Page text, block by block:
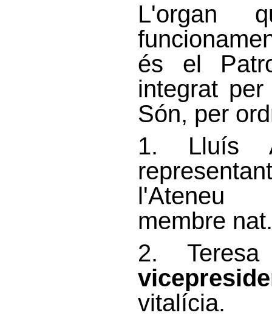
L'organ
és el
integrat
Són, per
1. Lluís
l'Ateneu
membre nat.
2.
vitalícia.